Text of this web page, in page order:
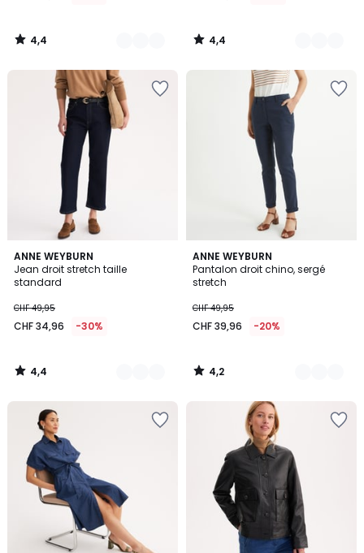
4,4
/
4,4
/
ANNE WEYBURN
Jean droit stretch taille
standard
CHF 49,95
CHF 34,96 -30%
4,4
/ 5
2
Couleurs
4,4
/
ANNE WEYBURN
Pantalon droit chino, sergé
stretch
CHF 49,95
CHF 39,96 -20%
4,2
/ 5
2
Couleurs
4,2
/